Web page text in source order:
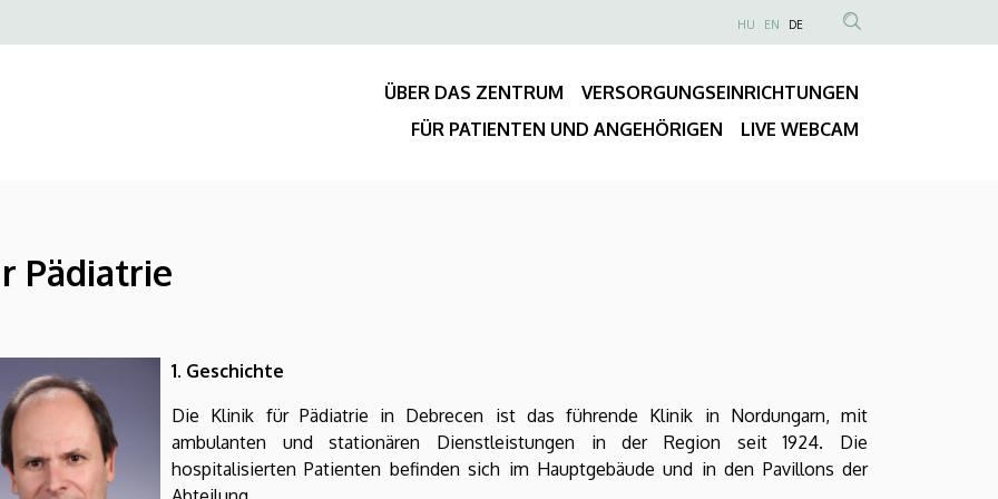
Felső
Anonim
fiók
menüje
NYELVVÁLASZTÓ
HU EN DE
TARTALOM
KERESÉSE
ÜBER DAS ZENTRUM
VERSORGUNGSEINRICHTUNGEN
FÜR PATIENTEN UND ANGEHÖRIGEN
LIVE WEBCAM
Pädiatrie
1. Geschichte
Die Klinik für Pädiatrie in Debrecen ist das führende Klinik in Nordungarn, mit
ambulanten und stationären Dienstleistungen in der Region seit 1924. Die
hospitalisierten Patienten befinden sich im Hauptgebäude und in den Pavillons der